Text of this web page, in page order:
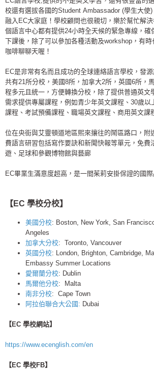
校還有選拔各國的Student Ambassador (學生大使
融入EC大家庭！學校顧問也很親切，樂於幫忙解
個語言中心都有提供24小時全天候的緊急專線，確
下課後，除了可以參加各種活動及workshop，有
咖啡聊聊天喔！
EC是非常有名而且成功的全球連絡語言學校，發
共有21所分校，美國8所，加拿大2所，英國6所，
程多元且統一，方便轉換分校，除了提供普通英文
需求提供專屬課程，例如青少年英文課程、30歲以
課程、考試預備課程、職場英文課程、商用英文課
位在央街與艾靈頓道地區熙來攘往的鬧區路口，附
費語言研習包括寫作要訣和新聞快報等單元，免費
遊、足球和參觀博物館與藝廊
EC畢業生滿意度超高，是一間茱莉安掛保證的國際
【EC 學校分校】
美國分校: Boston, New York, San
Angeles
加拿大分校: Toronto, Vancouver
英國分校: London, Brighton, Cambridge,
Embassy Summer Locations
愛爾蘭分校: Dublin
馬爾他分校: Malta
南非分校: Cape Town
阿拉伯聯合大公國: Dubai
【EC 學校網站】
https://www.ecenglish.com/en
【EC 學校FB】